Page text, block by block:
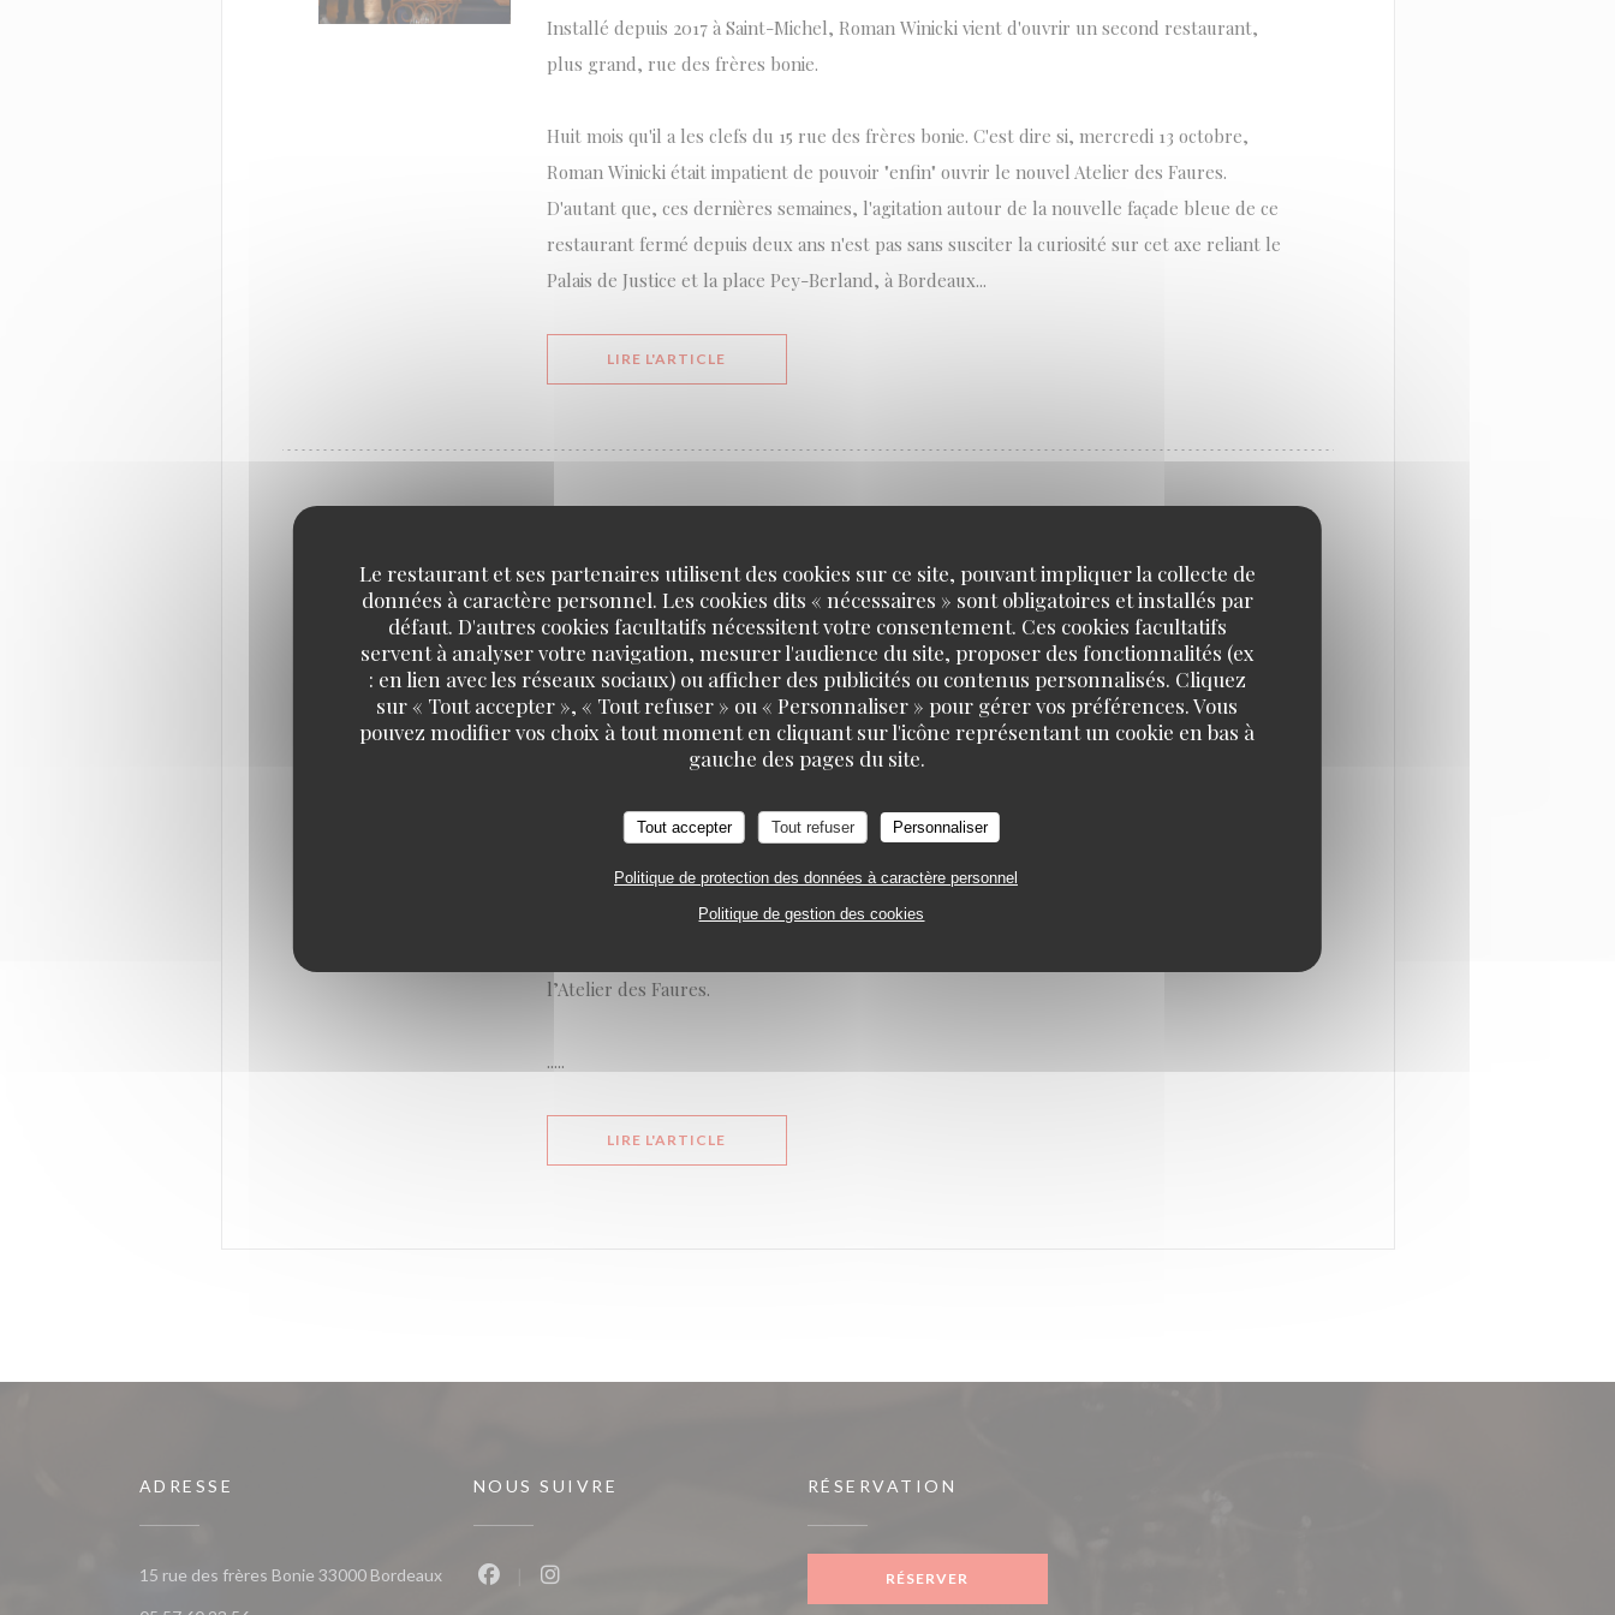
Le restaurant et ses partenaires utilisent des cookies sur ce site, pouvant impliquer la collecte de
données à caractère personnel. Les cookies dits « nécessaires » sont obligatoires et installés par
défaut. D'autres cookies facultatifs nécessitent votre consentement. Ces cookies facultatifs
servent à analyser votre navigation, mesurer l'audience du site, proposer des fonctionnalités (ex
: en lien avec les réseaux sociaux) ou afficher des publicités ou contenus personnalisés. Cliquez
sur « Tout accepter », « Tout refuser » ou « Personnaliser » pour gérer vos préférences. Vous
pouvez modifier vos choix à tout moment en cliquant sur l'icône représentant un cookie en bas à
gauche des pages du site.
Tout accepter Tout refuser Personnaliser
Politique de protection des données à caractère personnel
Politique de gestion des cookies
Installé depuis 2017 à Saint-Michel, Roman Winicki vient d'ouvrir un second restaurant,
plus grand, rue des frères bonie.
Huit mois qu'il a les clefs du 15 rue des frères bonie. C'est dire si, mercredi 13 octobre,
Roman Winicki était impatient de pouvoir "enfin" ouvrir le nouvel Atelier des Faures.
D'autant que, ces dernières semaines, l'agitation autour de la nouvelle façade bleue de ce
restaurant fermé depuis deux ans n'est pas sans susciter la curiosité sur cet axe reliant le
Palais de Justice et la place Pey-Berland, à Bordeaux...
LIRE L'ARTICLE
L’Atelier des Faures fait partie de ces belles petites adresses prisées des bordelais. Ce
restaurant de la rue des Faures n’avait qu’un seul défaut, celui d’avoir peu de couverts et
du coup d’être toujours complet! Il faut dire que la cuisine de Roman Winicki a séduit
rapidement la clientèle, le rapport qualité/prix est excellent, l’ambiance cool et
décontractée, bref tout pour plaire.
Victime de son succès, Roman Winicki et sa compagne Claire viennent d’ouvrir un nouveau
restaurant, toujours dans le même esprit mais beaucoup plus spacieux. En raison du
nombre de places limité de l’Atelier des Faures du quartier Saint-Pierre, celui-ci devient le
l’Atelier des Faures.
.....
LIRE L'ARTICLE
ADRESSE
15 rue des frères Bonie 33000 Bordeaux((ouvre une nouvelle fenêtre))
NOUS SUIVRE RÉSERVATION
RÉSERVER